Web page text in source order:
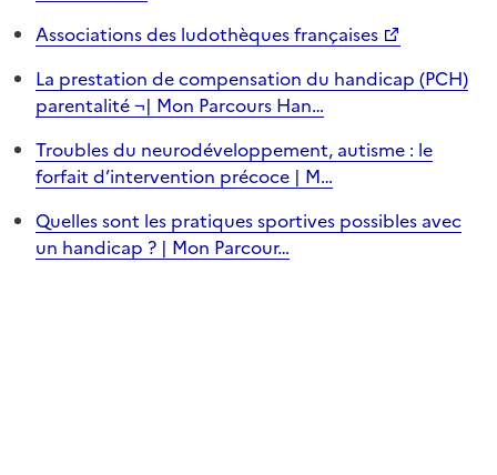
Associations des ludothèques françaises
La prestation de compensation du handicap (PCH)
parentalité ¬| Mon Parcours Han…
Troubles du neurodéveloppement, autisme : le
forfait d’intervention précoce | M…
Quelles sont les pratiques sportives possibles avec
un handicap ? | Mon Parcour…